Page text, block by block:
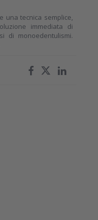
una tecnica semplice,
immediata di
di monoedentulismi.